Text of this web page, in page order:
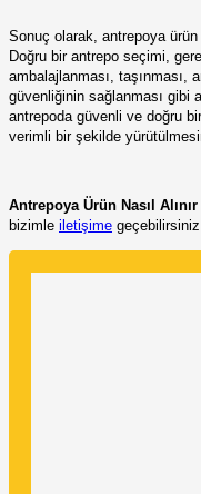
Sonuç olarak, antrepoya
Doğru bir antrepo seçimi,
ambalajlanması, taşınması,
güvenliğinin sağlanması gibi
antrepoda güvenli ve doğru
verimli bir şekilde
Antrepoya Ürün Nasıl Alınır
bizimle iletişime